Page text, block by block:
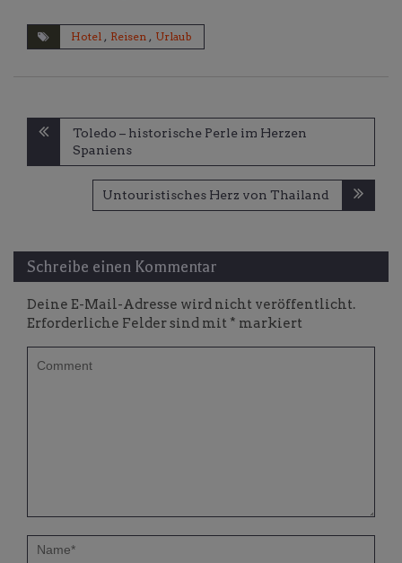
Hotel , Reisen , Urlaub
Beitragsnavigation
Toledo – historische Perle im Herzen
Spaniens
Untouristisches Herz von Thailand
Schreibe einen Kommentar
Deine E-Mail-Adresse wird nicht veröffentlicht.
Erforderliche Felder sind mit * markiert